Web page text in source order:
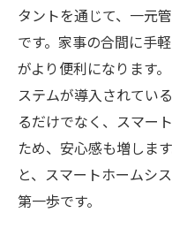
タントを通じて、一元
です。家事の合間に手
がより便利になります
ステムが導入されてい
るだけでなく、スマー
ため、安心感も増しま
と、スマートホームシ
第一歩です。